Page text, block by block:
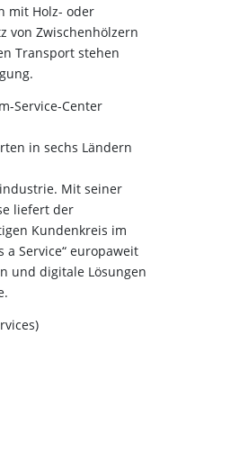
mit Holz- oder
von Zwischenhölzern
Transport stehen
Service-Center
in sechs Ländern
Mit seiner
liefert der
Kundenkreis im
a Service“ europaweit
und digitale Lösungen